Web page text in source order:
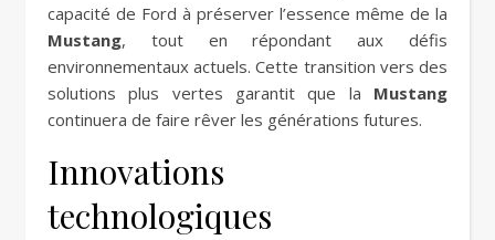
capacité de Ford à préserver l’essence même de la
Mustang, tout en répondant aux défis
environnementaux actuels. Cette transition vers des
solutions plus vertes garantit que la Mustang
continuera de faire rêver les générations futures.
Innovations
technologiques